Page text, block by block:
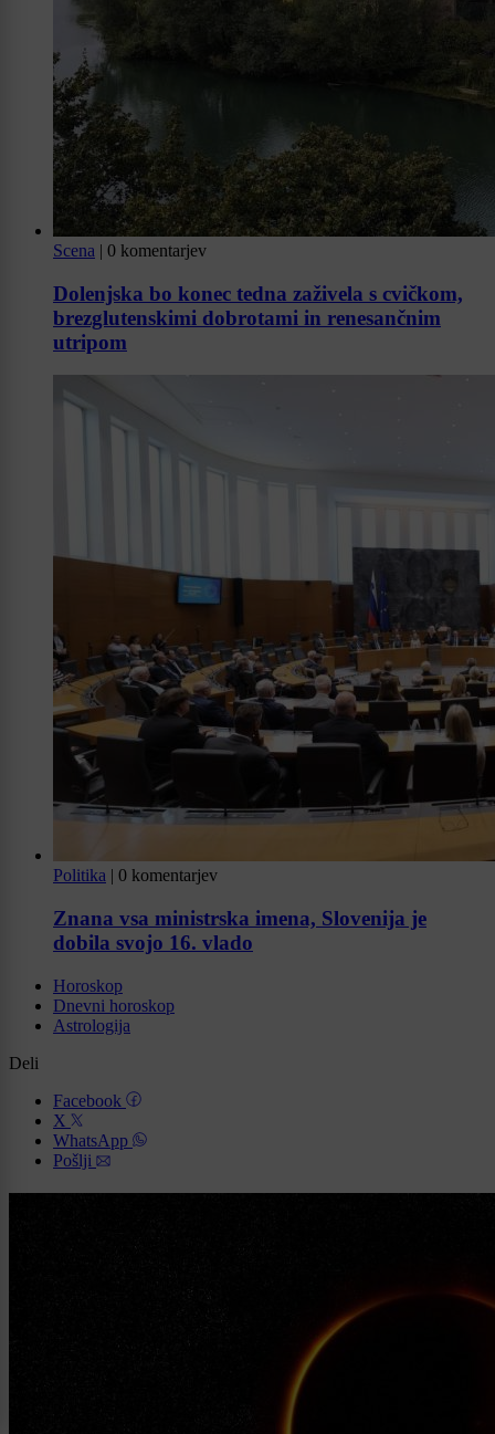
Scena | 0 komentarjev
Dolenjska bo konec tedna zaživela s cvičkom,
brezglutenskimi dobrotami in renesančnim
utripom
Politika | 0 komentarjev
Znana vsa ministrska imena, Slovenija je
dobila svojo 16. vlado
Horoskop
Dnevni horoskop
Astrologija
Deli
Facebook
X
WhatsApp
Pošlji